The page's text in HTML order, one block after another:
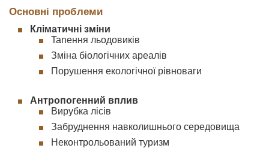
Основні проблеми
Кліматичні зміни
Tanення льодовиків
Зміна біологічних ареалів
Порушення екологічної рівноваги
Антропогенний вплив
Вирубка лісів
Забруднення навколишнього середовища
Неконтрольований туризм